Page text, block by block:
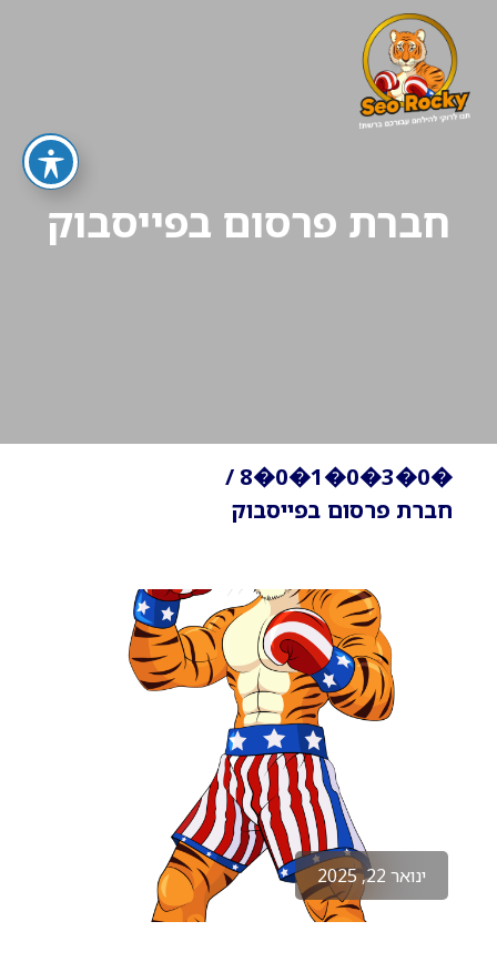
חברת פרסום בפייסבוק
�0�3�0�1�0�8
/
חברת פרסום בפייסבוק
ינואר 22, 2025